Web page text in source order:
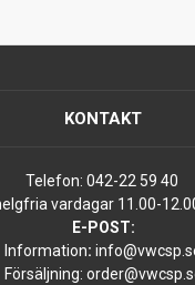
KONTAKT
Telefon: 042-22 59 40
vardagar 11.00-
E-POST:
Information:
Försäljning: